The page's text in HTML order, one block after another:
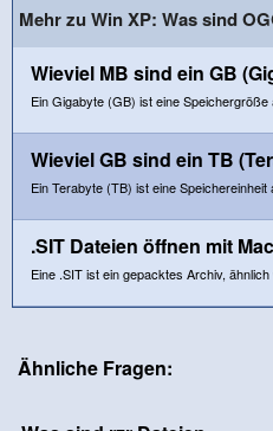
Mehr zu Win XP: Was sind
Wieviel MB sind ein GB
Ein Gigabyte (GB) ist eine
Wieviel GB sind ein TB
Ein Terabyte (TB) ist eine
.SIT Dateien öffnen mit
Eine .SIT ist ein gepacktes Archiv,
Ähnliche Fragen: